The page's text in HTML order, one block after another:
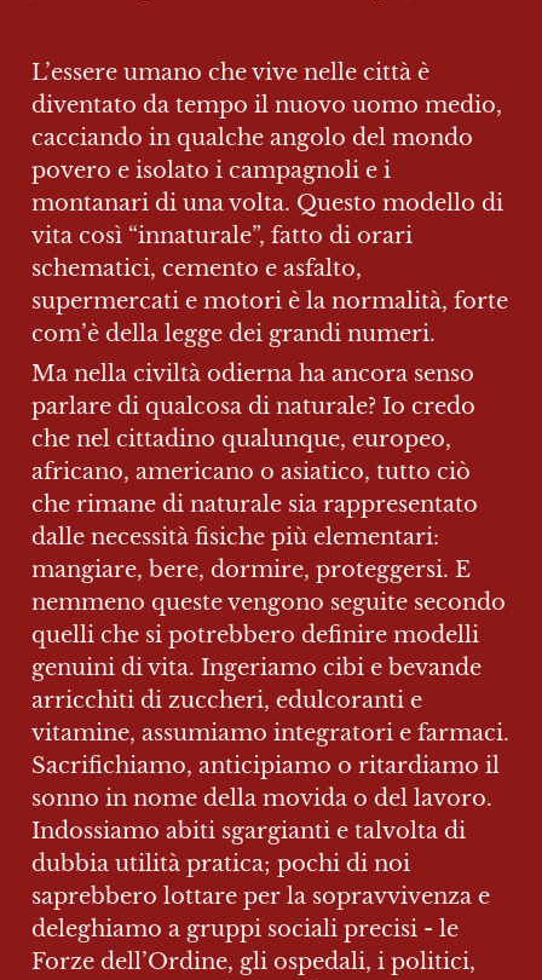
L’essere umano che vive nelle città è
diventato da tempo il nuovo uomo medio,
cacciando in qualche angolo del mondo
povero e isolato i campagnoli e i
montanari di una volta. Questo modello di
vita così “innaturale”, fatto di orari
schematici, cemento e asfalto,
supermercati e motori è la normalità, forte
com’è della legge dei grandi numeri.
Ma nella civiltà odierna ha ancora senso
parlare di qualcosa di naturale? Io credo
che nel cittadino qualunque, europeo,
africano, americano o asiatico, tutto ciò
che rimane di naturale sia rappresentato
dalle necessità fisiche più elementari:
mangiare, bere, dormire, proteggersi. E
nemmeno queste vengono seguite secondo
quelli che si potrebbero definire modelli
genuini di vita. Ingeriamo cibi e bevande
arricchiti di zuccheri, edulcoranti e
vitamine, assumiamo integratori e farmaci.
Sacrifichiamo, anticipiamo o ritardiamo il
sonno in nome della movida o del lavoro.
Indossiamo abiti sgargianti e talvolta di
dubbia utilità pratica; pochi di noi
saprebbero lottare per la sopravvivenza e
deleghiamo a gruppi sociali precisi - le
Forze dell’Ordine, gli ospedali, i politici,